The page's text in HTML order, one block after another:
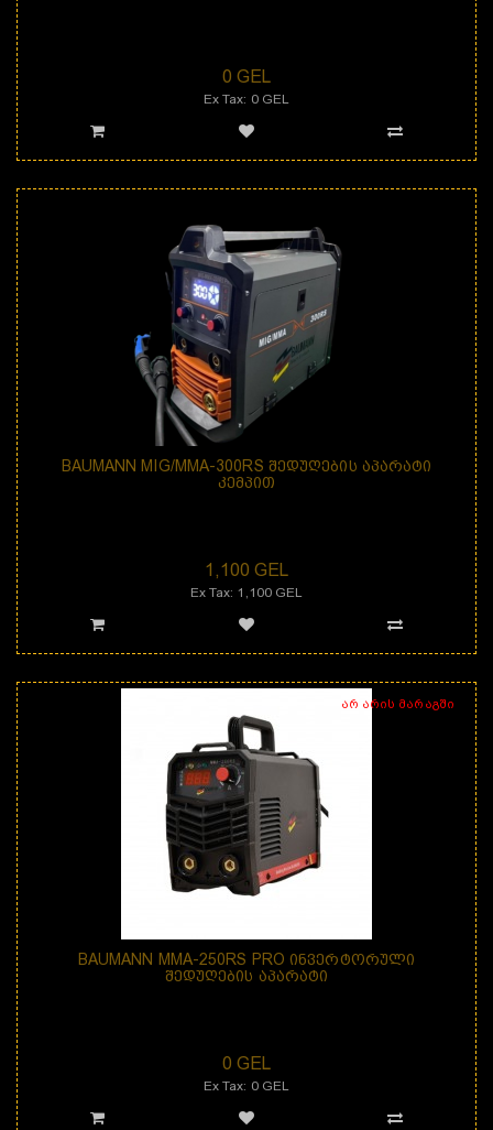
0 GEL
Ex Tax: 0 GEL
BAUMANN MIG/MMA-300RS ᲨᲔᲓᲣᲦᲔᲑᲘᲡ ᲐᲞᲐᲠᲐᲢᲘ
ᲙᲔᲛᲞᲘᲗ
1,100 GEL
Ex Tax: 1,100 GEL
არ არის მარაგში
BAUMANN MMA-250RS PRO ᲘᲜᲕᲔᲠᲢᲝᲠᲣᲚᲘ
ᲨᲔᲓᲣᲦᲔᲑᲘᲡ ᲐᲞᲐᲠᲐᲢᲘ
0 GEL
Ex Tax: 0 GEL